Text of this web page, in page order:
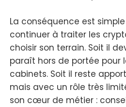
La conséquence est
continuer à traiter les
choisir son terrain. Soit il
paraît hors de portée pour
cabinets. Soit il reste
mais avec un rôle très
son cœur de métier :